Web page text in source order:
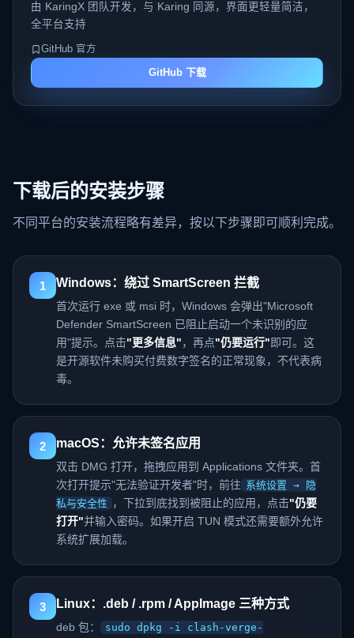
由 KaringX 团队开发，与 Karing 同源，界面更轻量简洁，
全平台支持
GitHub 官方
GitHub 下载
下载后的安装步骤
不同平台的安装流程略有差异，按以下步骤即可顺利完成。
1 Windows：绕过 SmartScreen 拦截
首次运行 exe 或 msi 时，Windows 会弹出"Microsoft
Defender SmartScreen 已阻止启动一个未识别的应
用"提示。点击"更多信息"，再点"仍要运行"即可。这
是开源软件未购买付费数字签名的正常现象，不代表病
毒。
2 macOS：允许未签名应用
双击 DMG 打开，拖拽应用到 Applications 文件夹。首
次打开提示"无法验证开发者"时，前往 系统设置 → 隐
私与安全性 ，下拉到底找到被阻止的应用，点击"仍要
打开"并输入密码。如果开启 TUN 模式还需要额外允许
系统扩展加载。
3 Linux：.deb / .rpm / AppImage 三种方式
deb 包：
sudo dpkg -i clash-verge-